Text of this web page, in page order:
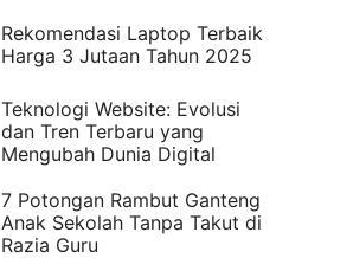
Rekomendasi Laptop Terbaik
Harga 3 Jutaan Tahun 2025
Teknologi Website: Evolusi
dan Tren Terbaru yang
Mengubah Dunia Digital
7 Potongan Rambut Ganteng
Anak Sekolah Tanpa Takut di
Razia Guru